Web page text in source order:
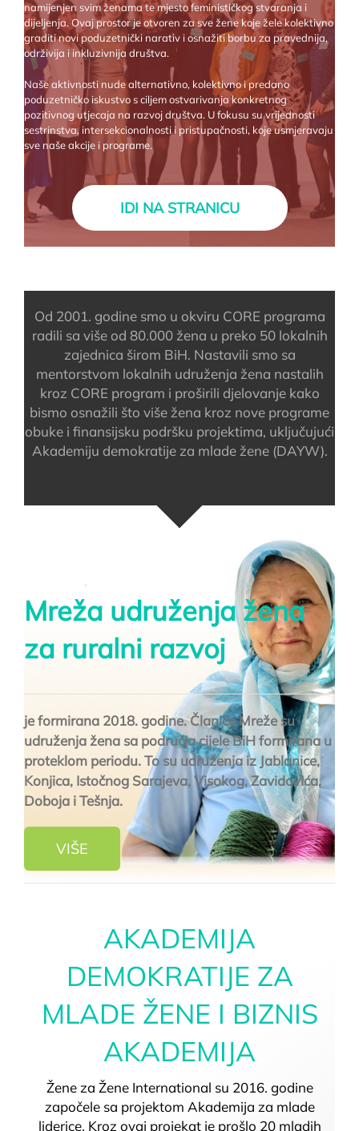
namijenjen svim ženama te mjesto feminističkog stvaranja i
dijeljenja. Ovaj prostor je otvoren za sve žene koje žele kolektivno
graditi novi poduzetnički narativ i osnažiti borbu za pravednija,
održivija i inkluzivnija društva.
Naše aktivnosti nude alternativno, kolektivno i predano
poduzetničko iskustvo s ciljem ostvarivanja konkretnog
pozitivnog utjecaja na razvoj društva. U fokusu su vrijednosti
sestrinstva, intersekcionalnosti i pristupačnosti, koje usmjeravaju
sve naše akcije i programe.
IDI NA STRANICU
Od 2001. godine smo u okviru CORE programa
radili sa više od 80.000 žena u preko 50 lokalnih
zajednica širom BiH. Nastavili smo sa
mentorstvom lokalnih udruženja žena nastalih
kroz CORE program i proširili djelovanje kako
bismo osnažili što više žena kroz nove programe
obuke i finansijsku podršku projektima, uključujući
Akademiju demokratije za mlade žene (DAYW).
Mreža udruženja žena
za ruralni razvoj
je formirana 2018. godine. Članice Mreže su
udruženja žena sa područja cijele BiH formirana u
proteklom periodu. To su udruženja iz Jablanice,
Konjica, Istočnog Sarajeva, Visokog, Zavidovića,
Doboja i Tešnja.
VIŠE
AKADEMIJA
DEMOKRATIJE ZA
MLADE ŽENE I BIZNIS
AKADEMIJA
Žene za Žene International su 2016. godine
započele sa projektom Akademija za mlade
liderice. Kroz ovaj projekat je prošlo 20 mladih